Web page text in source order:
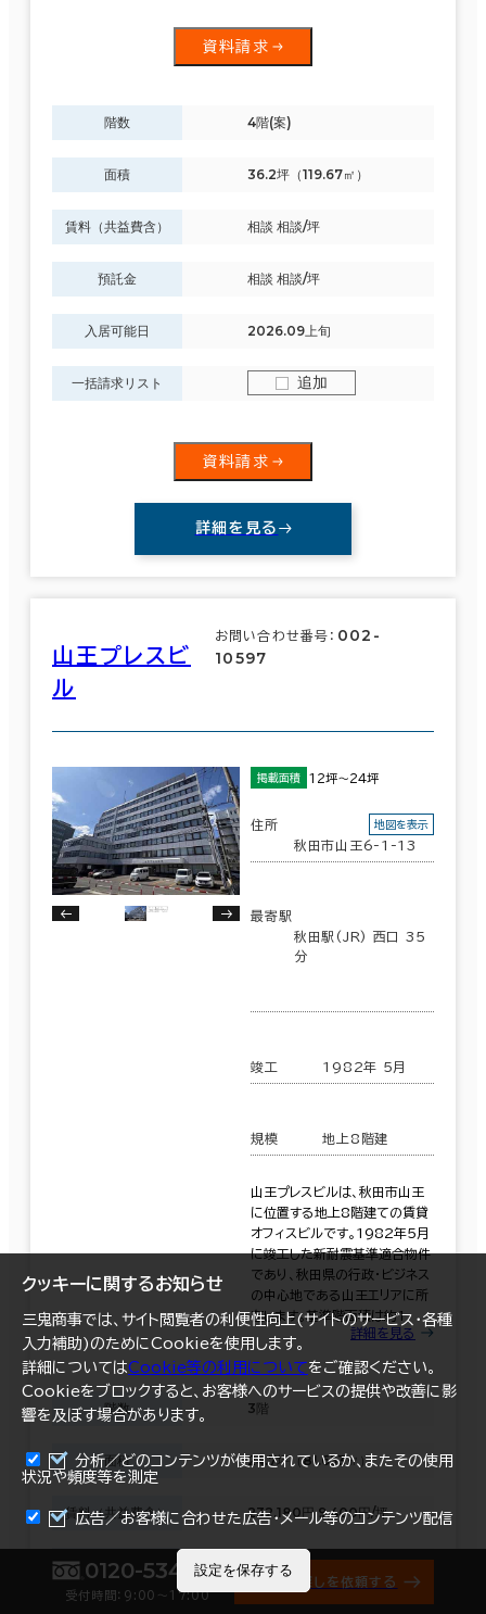
資料請求
階数 4階(案)
面積 36.2坪（119.67㎡）
賃料（共益費含） 相談 相談/坪
預託金 相談 相談/坪
入居可能日 2026.09上旬
一括請求リスト 追加
資料請求
詳細を見る
山王プレスビ
ル
お問い合わせ番号： 002-
10597
掲載面積 12坪～24坪
住所
秋田市山王6-1-13
地図を表示
最寄駅
秋田駅(JR) 西口 35
分
竣工 1982年 5月
規模 地上8階建
山王プレスビルは、秋田市山王
に位置する地上8階建ての賃貸
オフィスビルです。1982年5月
に竣工した新耐震基準適合物件
であり、秋田県の行政・ビジネス
の中心地である山王エリアに所
在します。基準階面積は約1
詳細を見る
階数 3階
面積 24.7坪（81.653㎡）
賃料（共益費含） 232,180円 9,400円/坪
預託金 1,037,400円 42,000円/坪
まとめて資料請求
0120-534-011
受付時間：9:00〜17:00
オフィス探しを依頼する
クッキーに関するお知らせ
三鬼商事では、サイト閲覧者の利便性向上(サイトのサービス・各種
入力補助)のためにCookieを使用します。
詳細についてはCookie等の利用についてをご確認ください。
Cookieをブロックすると、お客様へのサービスの提供や改善に影
響を及ぼす場合があります。
分析／どのコンテンツが使用されているか、またその使用
状況や頻度等を測定
広告／お客様に合わせた広告・メール等のコンテンツ配信
設定を保存する